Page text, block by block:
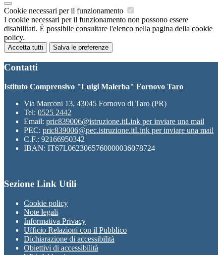
Cookie necessari per il funzionamento
I cookie necessari per il funzionamento non possono essere
disabilitati. È possibile consultare l'elenco nella pagina della cookie
policy.
Accetta tutti Salva le preferenze
Contatti
Istituto Comprensivo "Luigi Malerba" Fornovo Taro
Via Marconi 13, 43045 Fornovo di Taro (PR)
Tel: 0525 2442
Email: pric839006@istruzione.itLink per inviare una mail
PEC: pric839006@pec.istruzione.itLink per inviare una mail
C.F.: 92166950342
IBAN: IT67L0623065760000036078724
Sezione Link Utili
Cookie policy
Note legali
Informativa Privacy
Ufficio Relazioni con il Pubblico
Dichiarazione di accessibilità
Obiettivi di accessibilità